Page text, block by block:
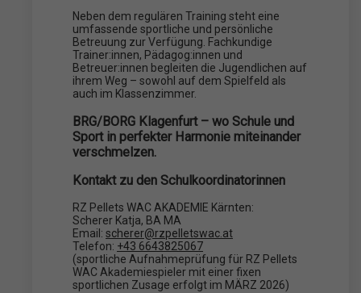
Neben dem regulären Training steht eine
umfassende sportliche und persönliche
Betreuung zur Verfügung. Fachkundige
Trainer:innen, Pädagog:innen und
Betreuer:innen begleiten die Jugendlichen auf
ihrem Weg – sowohl auf dem Spielfeld als
auch im Klassenzimmer.
BRG/BORG Klagenfurt – wo Schule und
Sport in perfekter Harmonie miteinander
verschmelzen.
Kontakt zu den Schulkoordinatorinnen
RZ Pellets WAC AKADEMIE Kärnten:
Scherer Katja, BA MA
Email: scherer@rzpelletswac.at
Telefon: +43 6643825067
(sportliche Aufnahmeprüfung für RZ Pellets
WAC Akademiespieler mit einer fixen
sportlichen Zusage erfolgt im MÄRZ 2026)